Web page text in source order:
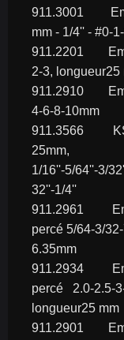
911.3001	Embout de vissage 4 pans, L.25
mm - 1/4'' - #0-
911.2201	Embout de vissage  KS PH N°0-1-
2-3, longueur25
911.2910	Embout de vissage KS SPANNER
4-6-8-10mm
911.3566	KSD - 1/4'' Bit Innensechskant,
25mm,
1/16''-5/64''-3/
32''-1/4''
911.2961	Embout de vissage KS 6 pans
percé 5/64-3/
6.35mm
911.2934	Embout de vissage KS 6 pans
percé 2.0-2.5-
longueur25 mm
911.2901	Embout de vissage KS TORQ SET